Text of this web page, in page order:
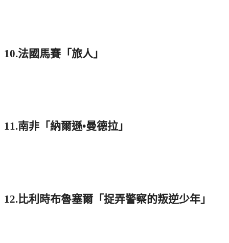
10.法國馬賽「旅人」
11.南非「納爾遜•曼德拉」
12.比利時布魯塞爾「捉弄警察的叛逆少年」